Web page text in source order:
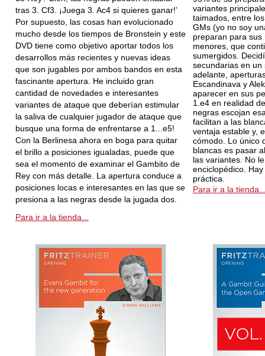
tras 3. Cf3. ¡Juega 3. Ac4 si quieres ganar!’
Por supuesto, las cosas han evolucionado
mucho desde los tiempos de Bronstein y este
DVD tiene como objetivo aportar todos los
desarrollos más recientes y nuevas ideas
que son jugables por ambos bandos en esta
fascinante apertura. He incluido gran
cantidad de novedades e interesantes
variantes de ataque que deberían estimular
la saliva de cualquier jugador de ataque que
busque una forma de enfrentarse a 1...e5!
Con la Berlinesa ahora en boga para quitar
el brillo a posiciones igualadas, puede que
sea el momento de examinar el Gambito de
Rey con más detalle. La apertura conduce a
posiciones locas e interesantes en las que se
presiona a las negras desde la jugada dos.
Para ir a la tienda...
variantes
taimados, entre
GMs (yo no soy
preparan para
menores, que
sumergidos.
secundarias en un
adelante,
Escandinava y
aparecer en sus
1.e4 en realidad
negras escojan
facilitan a las
ventaja estable y,
cómodo. Lo único
blancas es pasar
las variantes. No
enciclopédico.
práctica.
Para ir a la